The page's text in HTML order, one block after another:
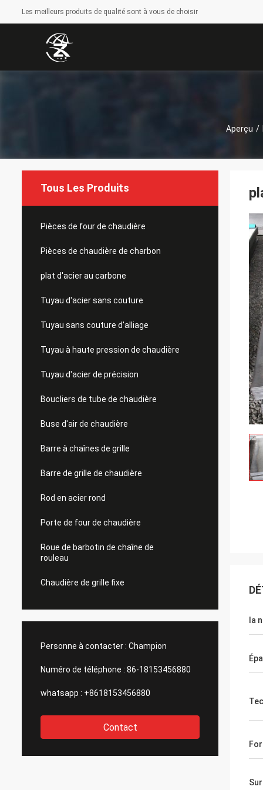
Les meilleurs produits de qualité sont à vous de choisir
Aperçu /
Tous Les Produits
Pièces de four de chaudière
Pièces de chaudière de charbon
plat d'acier au carbone
Tuyau d'acier sans couture
Tuyau sans couture d'alliage
Tuyau à haute pression de chaudière
Tuyau d'acier de précision
Boucliers de tube de chaudière
Buse d'air de chaudière
Barre à chaînes de grille
Barre de grille de chaudière
Rod en acier rond
Porte de four de chaudière
Roue de barbotin de chaîne de
rouleau
Chaudière de grille fixe
Personne à contacter : Champion
Numéro de téléphone : 86-18153456880
whatsapp : +8618153456880
Contact
la